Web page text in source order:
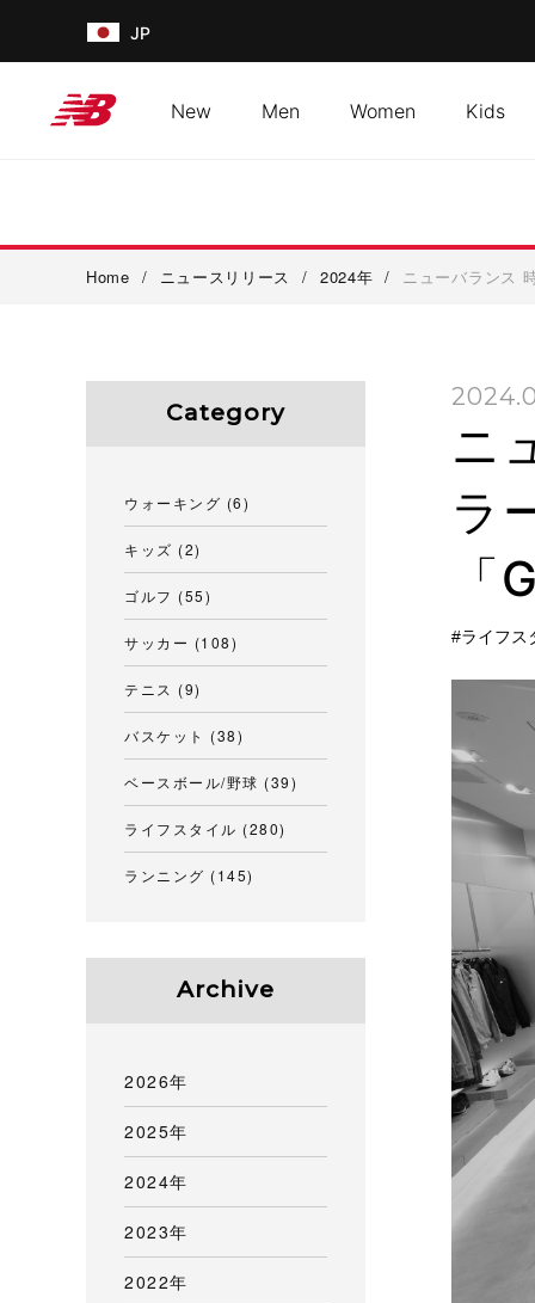
JP
New Men Women Kids
Home / ニュースリリース / 2024年 / ニューバランス
ニ
ラ
ライフス
Category
ウォーキング (6)
キッズ (2)
ゴルフ (55)
サッカー (108)
テニス (9)
バスケット (38)
ベースボール/野球 (39)
ライフスタイル (280)
ランニング (145)
Archive
2026年
2025年
2024年
2023年
2022年